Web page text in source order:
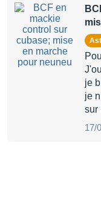
je
je
sur
17/